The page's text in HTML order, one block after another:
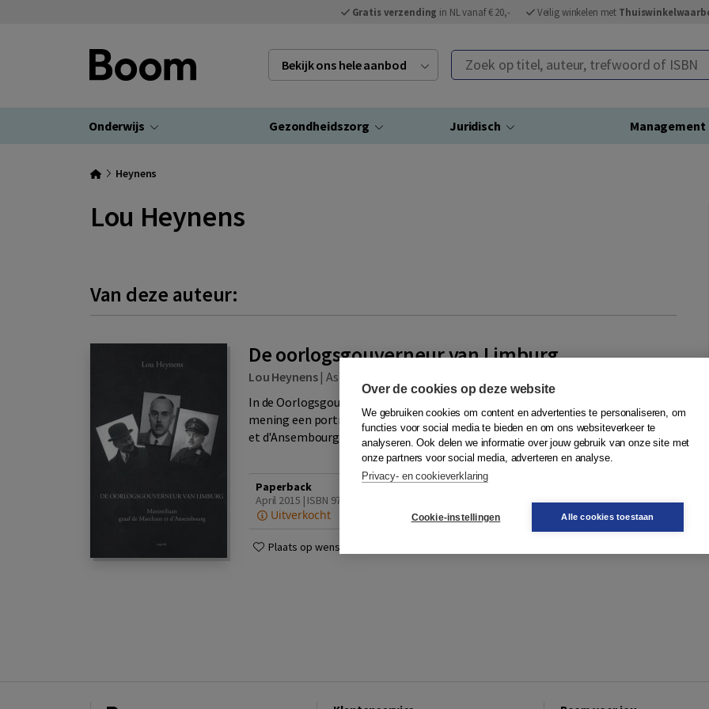
Gratis verzending in NL vanaf € 20,- Veilig winkelen met
Bekijk ons hele aanbod Zoek op titel, auteur, trefwoord of ISBN
Onderwijs Gezondheidszorg Juridisch Management
Heynens
Lou Heynens
Van deze auteur:
De oorlogsgouverneur van Limburg
Lou Heynens|Aspekt
In de Oorlogsgouverneur van Limburg' tekent de auteur met een uitgesproken
mening een portretschets van het NSB-kopstuk Maximiliaan graaf de Marchant
et d'Ansembourg, in Limburg bekend als 'het sch...Meer
Paperback
April 2015 | ISBN 9789461536723
Uitverkocht
Bestellen
Plaats op wensenlijst
Over de cookies op deze website
We gebruiken cookies om content en advertenties te personaliseren, om
functies voor social media te bieden en om ons websiteverkeer te
analyseren. Ook delen we informatie over jouw gebruik van onze site met
onze partners voor social media, adverteren en analyse.
Privacy- en cookieverklaring
Cookie-instellingen Alle cookies toestaan